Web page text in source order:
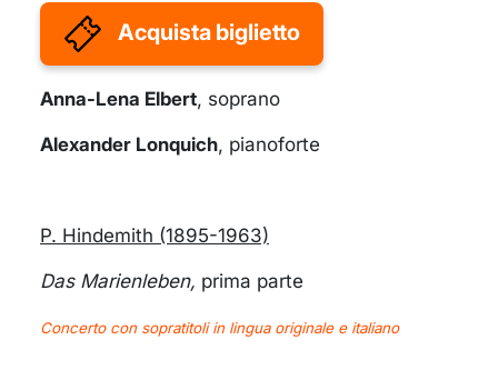
Acquista biglietto
Anna-Lena Elbert, soprano
Alexander Lonquich, pianoforte
P. Hindemith (1895-1963)
Das Marienleben, prima parte
Concerto con sopratitoli in lingua originale e italiano